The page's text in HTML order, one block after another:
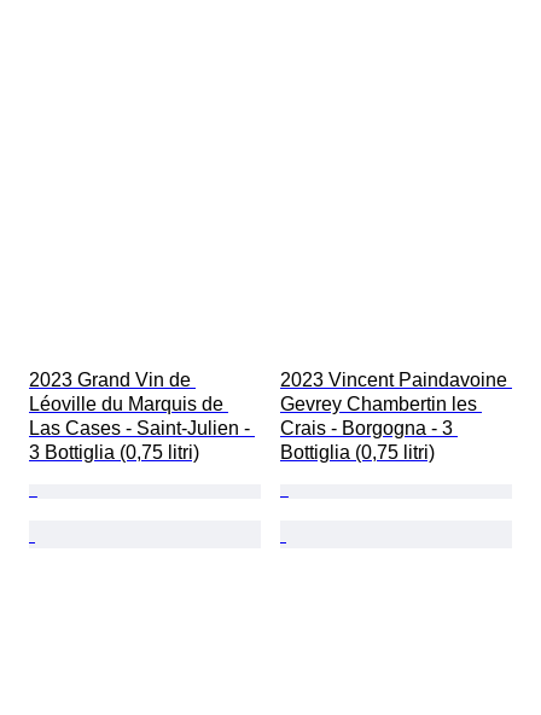
2023 Grand Vin de
Léoville du Marquis de
Las Cases - Saint-Julien -
3 Bottiglia (0,75 litri)
2023 Vincent Paindavoine
Gevrey Chambertin les
Crais - Borgogna - 3
Bottiglia (0,75 litri)